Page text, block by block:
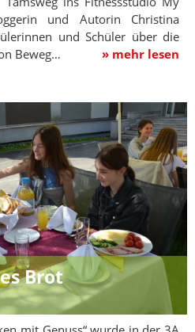
und Autorin Christina
und Schüler über die
Beweg…
» mehr lesen
Brot